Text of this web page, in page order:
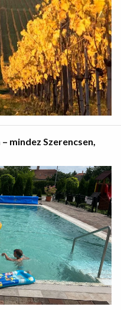
mindez Szerencsen,